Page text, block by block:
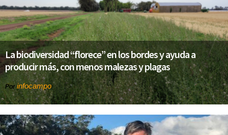
La biodiversidad “florece” en los bordes y ayuda a
producir más, con menos malezas y plagas
Porinfocampo